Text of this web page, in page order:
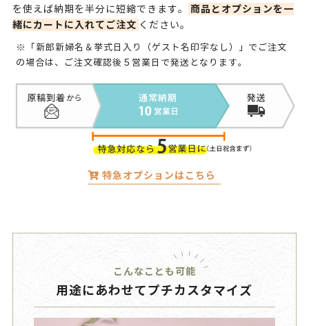
を使えば納期を半分に短縮できます。
商品とオプションを一
緒にカートに入れてご注文 ください。
※「新郎新婦名＆挙式日入り（ゲスト名印字なし）」でご注文
の場合は、ご注文確認後５営業日で発送となります。
特急オプションはこちら
こんなことも可能
用途にあわせてプチカスタマイズ